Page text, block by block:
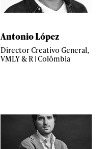
Antonio López
Director Creativo General,
VMLY & R | Colômbia